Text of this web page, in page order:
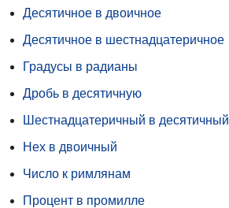
Десятичное в двоичное
Десятичное в шестнадцатеричное
Градусы в радианы
Дробь в десятичную
Шестнадцатеричный в десятичный
Hex в двоичный
Число к римлянам
Процент в промилле